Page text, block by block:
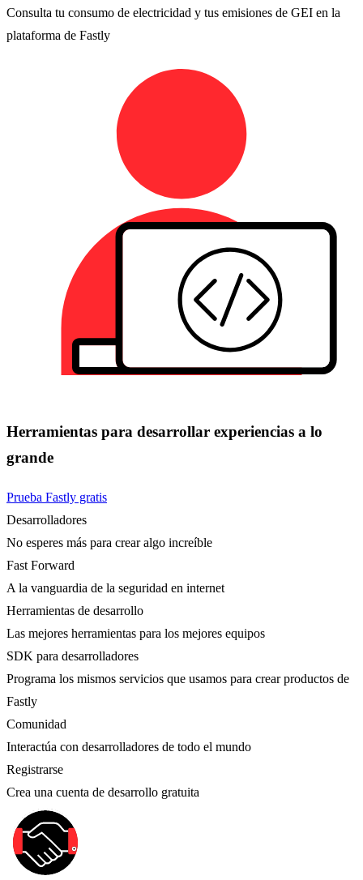
Consulta tu consumo de electricidad y tus emisiones de GEI en la
plataforma de Fastly
Herramientas para desarrollar experiencias a lo
grande
Prueba Fastly gratis
Desarrolladores
No esperes más para crear algo increíble
Fast Forward
A la vanguardia de la seguridad en internet
Herramientas de desarrollo
Las mejores herramientas para los mejores equipos
SDK para desarrolladores
Programa los mismos servicios que usamos para crear productos de
Fastly
Comunidad
Interactúa con desarrolladores de todo el mundo
Registrarse
Crea una cuenta de desarrollo gratuita